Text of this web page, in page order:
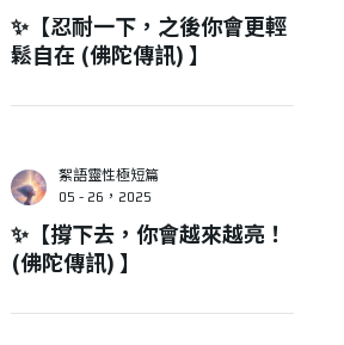
✨【忍耐一下，之後你會更輕
鬆自在 (佛陀傳訊) 】
絮語靈性極短篇
05 - 26，2025
✨【撐下去，你會越來越亮！
(佛陀傳訊) 】